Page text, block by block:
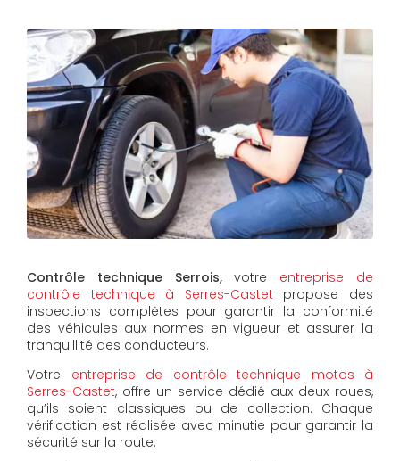
Contrôle technique Serrois,votre entreprise de
contrôle technique à Serres-Castet propose des
inspections complètes pour garantir la conformité
des véhicules aux normes en vigueur et assurer la
tranquillité des conducteurs.
Votre entreprise de contrôle technique motos à
Serres-Castet, offre un service dédié aux deux-roues,
qu’ils soient classiques ou de collection. Chaque
vérification est réalisée avec minutie pour garantir la
sécurité sur la route.